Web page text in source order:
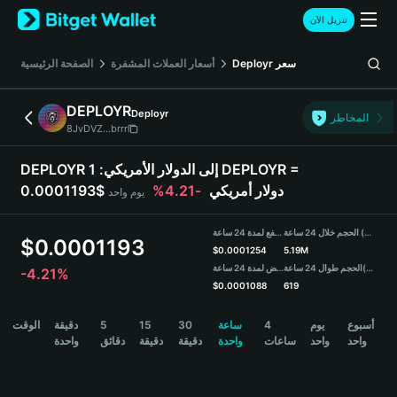
English
日本語
Русский
Español (Latinoamérica)
Türkçe
Deutsch
简体中文
Português (Portugal)
Bahasa Indonesia
বাংলা
تنزيل الآن
الصفحة الرئيسية أسعار العملات المشفرة Deployr سعر
DEPLOYRDeployr
8JvDVZ...brrr
المخاطر
DEPLOYR إلى الدولار الأمريكي: 1 DEPLOYR =
0.0001193$ دولار أمريكي -4.21% يوم واحد
$0.0001193
-4.21%
مرتفع لمدة 24 ساعة
$0.0001254
منخفض لمدة 24 ساعة
$0.0001088
الحجم خلال 24 ساعة (DEPLOYR)
5.19M
الحجم طوال 24 ساعة(USDT)
619
الوقت
دقيقة
واحدة
5
دقائق
15
دقيقة
30
دقيقة
ساعة
واحدة
4
ساعات
يوم
واحد
أسبوع
واحد